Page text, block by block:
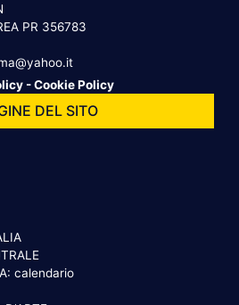
PR 356783
-Cookie Policy
DEL SITO
calendario